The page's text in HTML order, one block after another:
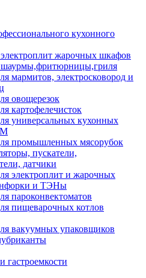
кухонного
жарочных шкафов
мармитов, электросковород и
овощерезок
картофелечисток
универсальных кухонных
промышленных мясорубок
пускатели,
датчики
электроплит и жарочных
и ТЭНы
пароконвектоматов
пищеварочных котлов
вакуумных упаковщиков
гастроемкости